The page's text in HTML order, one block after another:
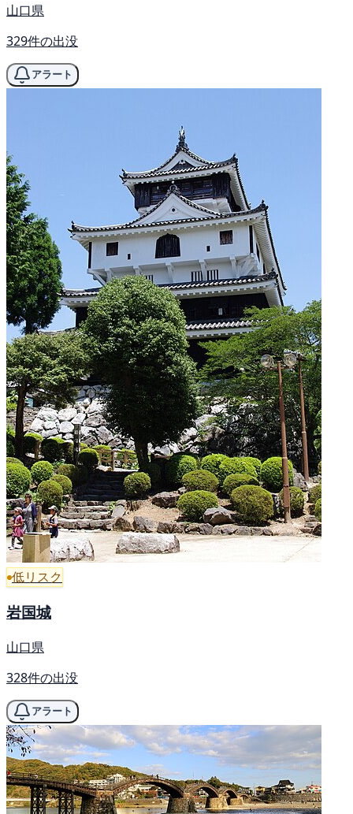
山口県
329件の出没
アラート
低リスク
岩国城
山口県
328件の出没
アラート